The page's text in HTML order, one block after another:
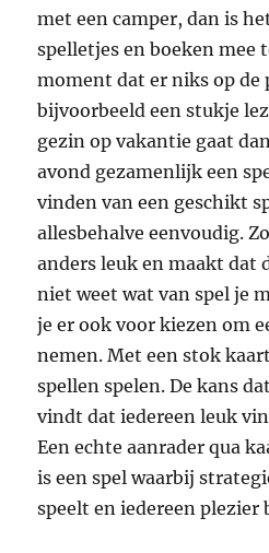
met een camper, dan is
spelletjes en boeken mee
moment dat er niks op de
bijvoorbeeld een stukje
gezin op vakantie gaat
avond gezamenlijk een
vinden van een geschikt
allesbehalve eenvoudig.
anders leuk en maakt dat
niet weet wat van spel je
je er ook voor kiezen om
nemen. Met een stok
spellen spelen. De kans
vindt dat iedereen leuk
Een echte aanrader qua
is een spel waarbij
speelt en iedereen plezier